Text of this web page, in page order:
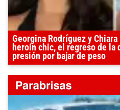
Georgina Rodríguez y
heroin chic, el regreso de la
presión por bajar de peso